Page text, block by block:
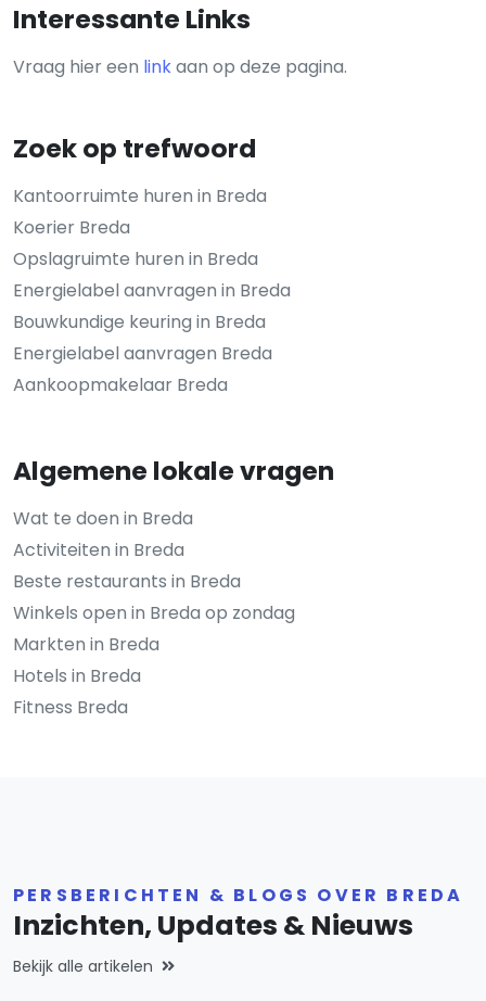
Interessante Links
Vraag hier een linkaan op deze pagina.
Zoek op trefwoord
Kantoorruimte huren in Breda
Koerier Breda
Opslagruimte huren in Breda
Energielabel aanvragen in Breda
Bouwkundige keuring in Breda
Energielabel aanvragen Breda
Aankoopmakelaar Breda
Algemene lokale vragen
Wat te doen in Breda
Activiteiten in Breda
Beste restaurants in Breda
Winkels open in Breda op zondag
Markten in Breda
Hotels in Breda
Fitness Breda
PERSBERICHTEN & BLOGS OVER BREDA
Inzichten, Updates & Nieuws
Bekijk alle artikelen